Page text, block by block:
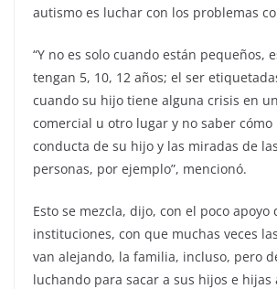
autismo es luchar con los problemas
“Y no es solo cuando están pequeños,
tengan 5, 10, 12 años; el ser
cuando su hijo tiene alguna crisis en
comercial u otro lugar y no saber
conducta de su hijo y las miradas de
personas, por ejemplo”, mencionó.
Esto se mezcla, dijo, con el poco apoyo
instituciones, con que muchas veces
van alejando, la familia, incluso, pero
luchando para sacar a sus hijos e hijas